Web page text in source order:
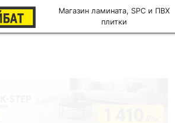
Магазин ламината, SPC и ПВХ
плитки